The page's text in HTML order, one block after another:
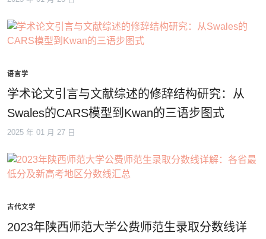
语言学
学术论文引言与文献综述的修辞结构研究：从
Swales的CARS模型到Kwan的三语步图式
2025 年 01 月 27 日
古代文学
2023年陕西师范大学公费师范生录取分数线详